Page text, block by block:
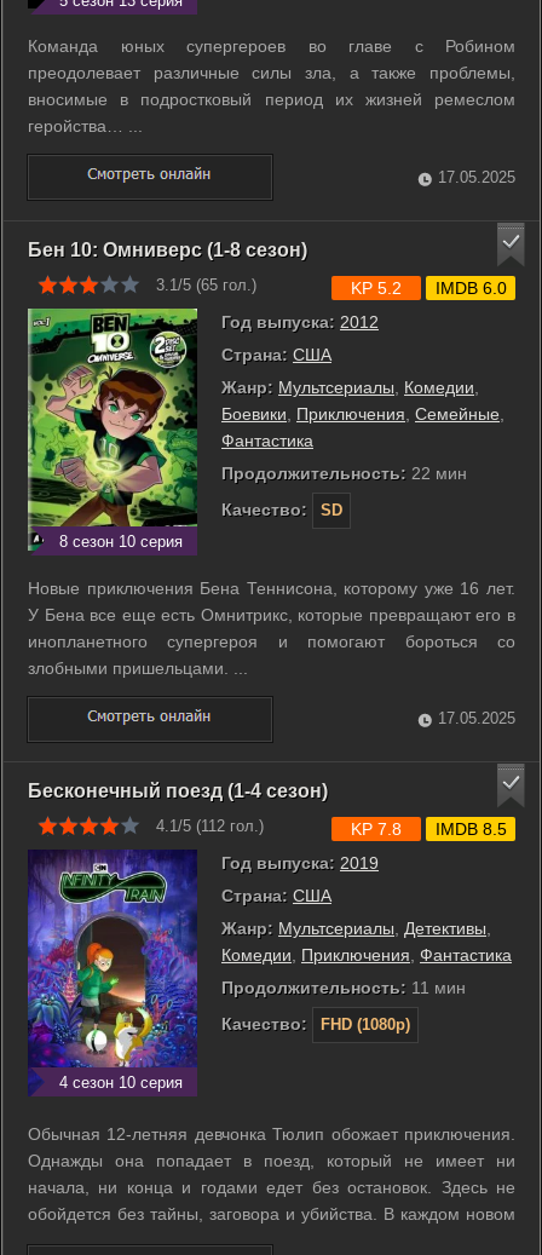
Команда юных супергероев во главе с Робином
преодолевает различные силы зла, а также проблемы,
вносимые в подростковый период их жизней ремеслом
геройства… ...
17.05.2025
Бен 10: Омниверс (1-8 сезон)
3.1/5 (65 гол.)
8 сезон 10 серия
Год выпуска: 2012
Страна: США
Жанр: Мультсериалы Комедии
Боевики
Приключения Семейные
Фантастика
Продолжительность: 22 мин
Качество:
SD
KP 5.2 IMDB 6.0
Новые приключения Бена Теннисона, которому уже 16 лет.
У Бена все еще есть Омнитрикс, которые превращают его в
инопланетного супергероя и помогают бороться со
злобными пришельцами. ...
17.05.2025
Бесконечный поезд (1-4 сезон)
4.1/5 (112 гол.)
4 сезон 10 серия
Год выпуска: 2019
Страна: США
Жанр: Мультсериалы Детективы
Комедии
Приключения Фантастика
Продолжительность: 11 мин
Качество:
FHD (1080p)
KP 7.8 IMDB 8.5
Обычная 12-летняя девчонка Тюлип обожает приключения.
Однажды она попадает в поезд, который не имеет ни
начала, ни конца и годами едет без остановок. Здесь не
обойдется без тайны, заговора и убийства. В каждом новом
вагоне ее ждет новое происшествие. И для того, чтобы